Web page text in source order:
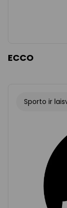
ECCO
Sporto ir